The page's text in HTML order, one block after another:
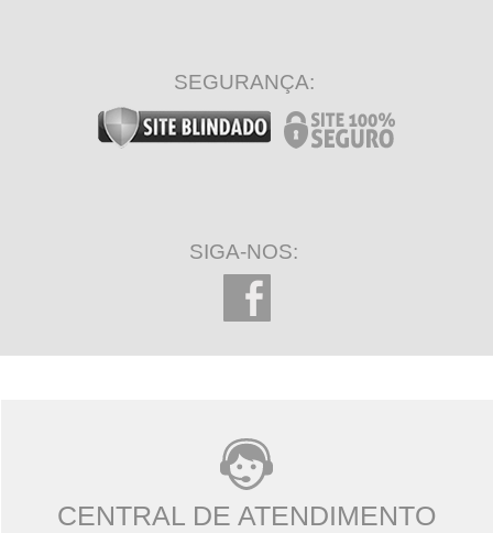
SEGURANÇA:
SIGA-NOS:
CENTRAL DE ATENDIMENTO